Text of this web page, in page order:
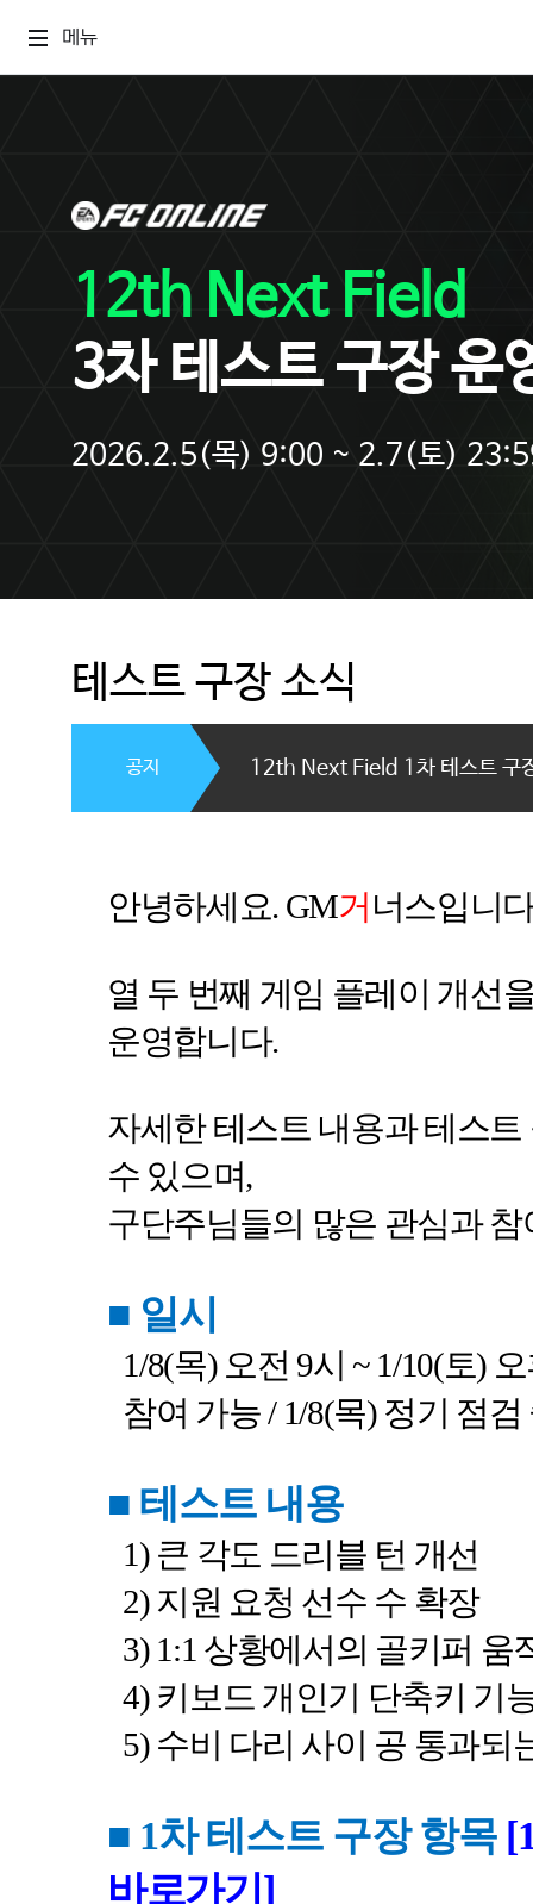
메뉴
12th Next Field
3차 테스트 구장 운
2026.2.5(목) 9:00 ~ 2.7(토)
테스트 구장 소식
12th Next Field 1차 테스트 구
공지
안녕하세요. GM거 너스입니
열 두 번째 게임 플레이 개선
운영합니다.
자세한 테스트 내용과 테스
수 있으며,
구단주님들의 많은 관심과
■ 일시
1/8(목) 오전 9시 ~ 1/10(토)
참여 가능/ 1/8(목) 정기 점검
■ 테스트 내용
1) 큰 각도 드리블 턴 개선
2) 지원 요청 선수 수 확장
3) 1:1 상황에서의 골키퍼 움
4) 키보드 개인기 단축키 기
5) 수비 다리 사이 공 통과되
■ 1차 테스트 구장 항목
바로가기]